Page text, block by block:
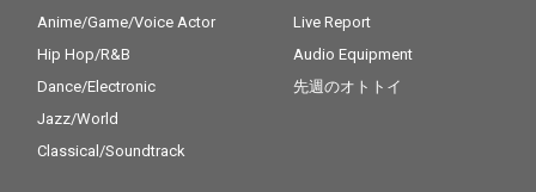
Anime/Game/Voice Actor
Hip Hop/R&B
Dance/Electronic
Jazz/World
Classical/Soundtrack
Live Report
Audio Equipment
先週のオトトイ